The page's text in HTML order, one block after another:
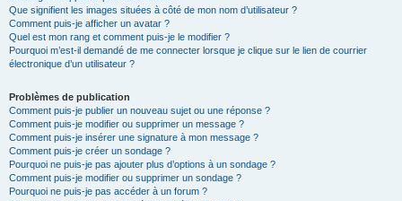
Que signifient les images situées à côté de mon nom d’utilisateur ?
Comment puis-je afficher un avatar ?
Quel est mon rang et comment puis-je le modifier ?
Pourquoi m’est-il demandé de me connecter lorsque je clique sur le lien de courrier
électronique d’un utilisateur ?
Problèmes de publication
Comment puis-je publier un nouveau sujet ou une réponse ?
Comment puis-je modifier ou supprimer un message ?
Comment puis-je insérer une signature à mon message ?
Comment puis-je créer un sondage ?
Pourquoi ne puis-je pas ajouter plus d’options à un sondage ?
Comment puis-je modifier ou supprimer un sondage ?
Pourquoi ne puis-je pas accéder à un forum ?